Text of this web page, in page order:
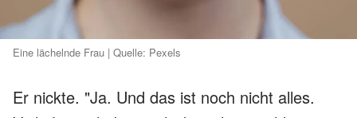
Eine lächelnde Frau | Quelle: Pexels
Er nickte. "Ja. Und das ist noch nicht alles.